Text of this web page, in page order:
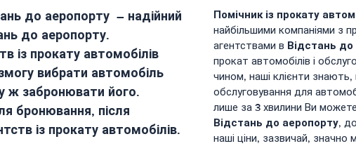
до аеропорту – надійний
до аеропорту.
із прокату автомобілів
вибрати автомобіль
ж забронювати його.
бронювання, після
із прокату автомобілів.
Помічник із прокату
найбільшими компаніями з
агентствами в Відстань
прокат автомобілів і
чином, наші клієнти
обслуговування для
лише за 3 хвилини Ви
Відстань до аеропорту,
наші ціни, зазвичай, значно